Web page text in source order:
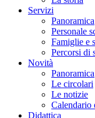
Servizi
Panoramica
Personale
Famiglie e
Percorsi di
Novità
Panoramica
Le circolari
Le notizie
Calendario
Didattica